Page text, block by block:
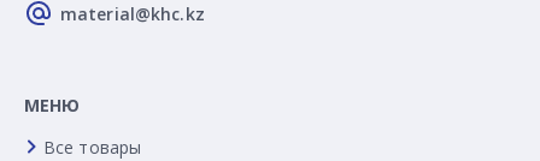
material@khc.kz
МЕНЮ
Все товары